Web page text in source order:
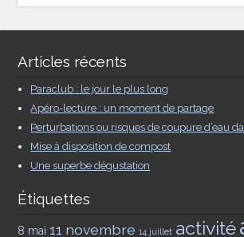
Articles récents
Paraclub : le jour le plus long
Apéro-lecture : un moment de partage
Perturbations ou risques de coupure d’eau
Mise à disposition de compost
Une superbe dégustation
Étiquettes
8 mai 11 novembre 14 juillet activité